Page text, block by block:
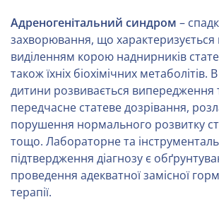
Адреногенітальний синдром –
захворювання, що
виділенням корою наднирників
також їхніх біохімічних метаболітів.
дитини розвивається випередження
передчасне статеве дозрівання,
порушення нормального розвитку
тощо. Лабораторне та
підтвердження діагнозу є
проведення адекватної замісної
терапії.